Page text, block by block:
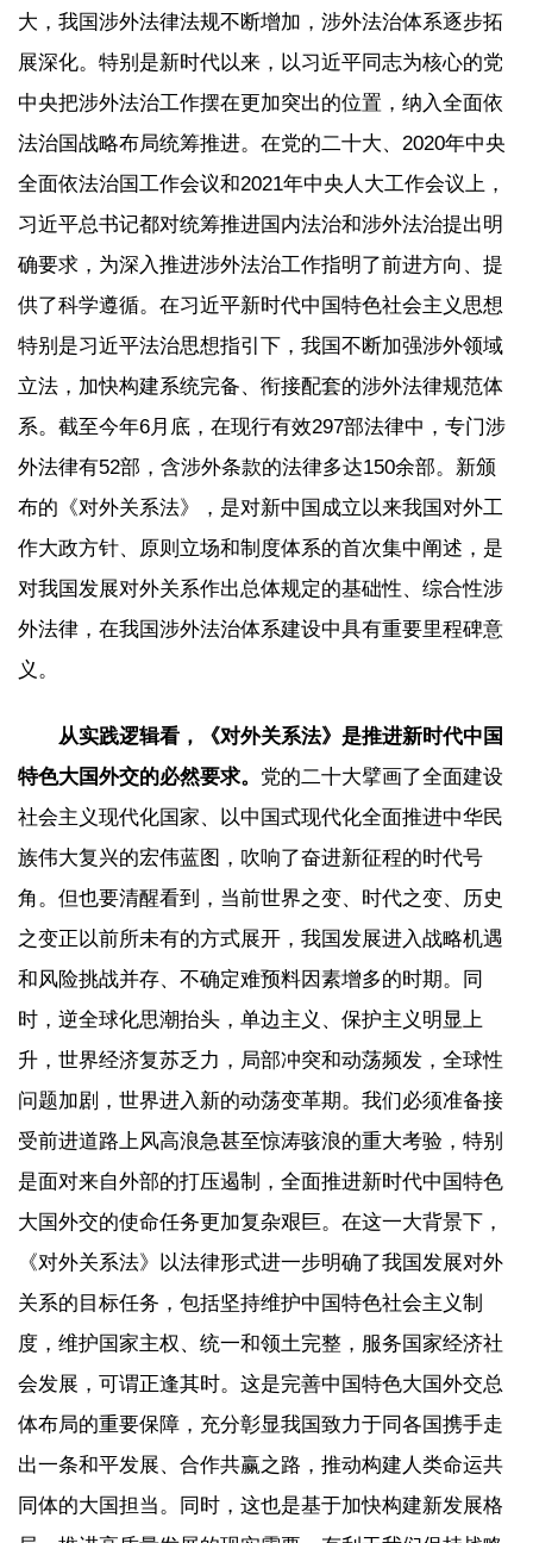
大，我国涉外法律法规不断增加，涉外法治体系逐步拓
展深化。特别是新时代以来，以习近平同志为核心的党
中央把涉外法治工作摆在更加突出的位置，纳入全面依
法治国战略布局统筹推进。在党的二十大、2020年中央
全面依法治国工作会议和2021年中央人大工作会议上，
习近平总书记都对统筹推进国内法治和涉外法治提出明
确要求，为深入推进涉外法治工作指明了前进方向、提
供了科学遵循。在习近平新时代中国特色社会主义思想
特别是习近平法治思想指引下，我国不断加强涉外领域
立法，加快构建系统完备、衔接配套的涉外法律规范体
系。截至今年6月底，在现行有效297部法律中，专门涉
外法律有52部，含涉外条款的法律多达150余部。新颁
布的《对外关系法》，是对新中国成立以来我国对外工
作大政方针、原则立场和制度体系的首次集中阐述，是
对我国发展对外关系作出总体规定的基础性、综合性涉
外法律，在我国涉外法治体系建设中具有重要里程碑意
义。
从实践逻辑看，《对外关系法》是推进新时代中国
特色大国外交的必然要求。 党的二十大擘画了全面建设
社会主义现代化国家、以中国式现代化全面推进中华民
族伟大复兴的宏伟蓝图，吹响了奋进新征程的时代号
角。但也要清醒看到，当前世界之变、时代之变、历史
之变正以前所未有的方式展开，我国发展进入战略机遇
和风险挑战并存、不确定难预料因素增多的时期。同
时，逆全球化思潮抬头，单边主义、保护主义明显上
升，世界经济复苏乏力，局部冲突和动荡频发，全球性
问题加剧，世界进入新的动荡变革期。我们必须准备接
受前进道路上风高浪急甚至惊涛骇浪的重大考验，特别
是面对来自外部的打压遏制，全面推进新时代中国特色
大国外交的使命任务更加复杂艰巨。在这一大背景下，
《对外关系法》以法律形式进一步明确了我国发展对外
关系的目标任务，包括坚持维护中国特色社会主义制
度，维护国家主权、统一和领土完整，服务国家经济社
会发展，可谓正逢其时。这是完善中国特色大国外交总
体布局的重要保障，充分彰显我国致力于同各国携手走
出一条和平发展、合作共赢之路，推动构建人类命运共
同体的大国担当。同时，这也是基于加快构建新发展格